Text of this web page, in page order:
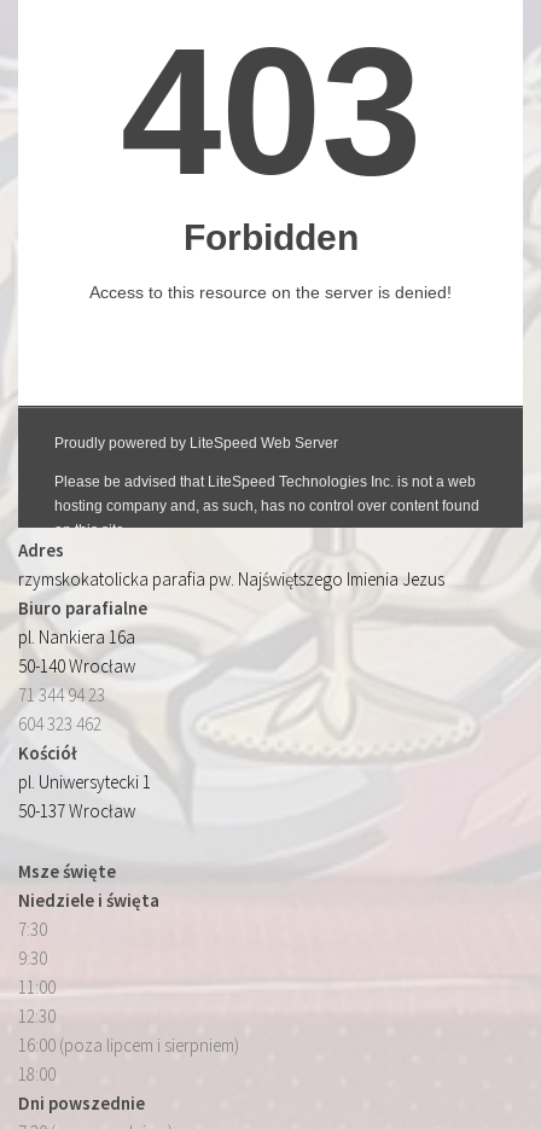
Adres
rzymskokatolicka parafia pw. Najświętszego Imienia Jezus
Biuro parafialne
pl. Nankiera 16a
50-140 Wrocław
71 344 94 23
604 323 462
Kościół
pl. Uniwersytecki 1
50-137 Wrocław
Msze święte
Niedziele i święta
7:30
9:30
11:00
12:30
16:00 (poza lipcem i sierpniem)
18:00
Dni powszednie